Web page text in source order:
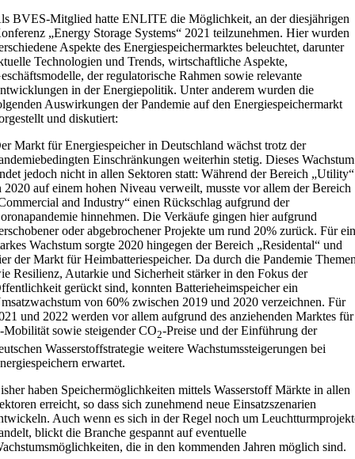
BVES-Mitglied hatte ENLITE die Möglichkeit, an der diesjährigen
„Energy Storage Systems“ 2021 teilzunehmen. Hier wurden
Aspekte des Energiespeichermarktes beleuchtet, darunter
Technologien und Trends, wirtschaftliche Aspekte,
der regulatorische Rahmen sowie relevante
in der Energiepolitik. Unter anderem wurden die
Auswirkungen der Pandemie auf den Energiespeichermarkt
und diskutiert:
Markt für Energiespeicher in Deutschland wächst trotz der
Einschränkungen weiterhin stetig. Dieses Wachstum
jedoch nicht in allen Sektoren statt: Während der Bereich „Utility“
2020 auf einem hohen Niveau verweilt, musste vor allem der Bereich
and Industry“ einen Rückschlag aufgrund der
hinnehmen. Die Verkäufe gingen hier aufgrund
oder abgebrochener Projekte um rund 20% zurück. Für
Wachstum sorgte 2020 hingegen der Bereich „Residental“ und
der Markt für Heimbatteriespeicher. Da durch die Pandemie
Resilienz, Autarkie und Sicherheit stärker in den Fokus der
gerückt sind, konnten Batterieheimspeicher ein
von 60% zwischen 2019 und 2020 verzeichnen. Für
und 2022 werden vor allem aufgrund des anziehenden Marktes für
Mobilität sowie steigender CO2-Preise und der Einführung der
Wasserstoffstrategie weitere Wachstumssteigerungen bei
erwartet.
haben Speichermöglichkeiten mittels Wasserstoff Märkte in allen
erreicht, so dass sich zunehmend neue Einsatzszenarien
Auch wenn es sich in der Regel noch um
blickt die Branche gespannt auf eventuelle
die in den kommenden Jahren möglich sind.